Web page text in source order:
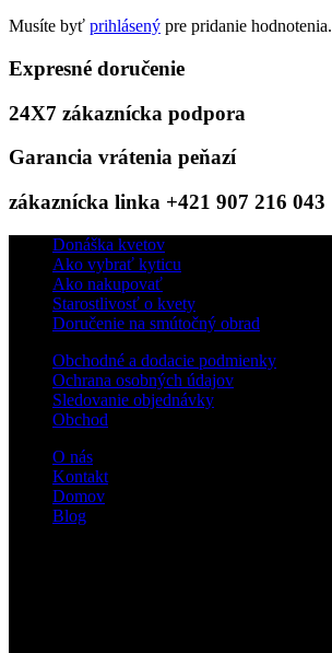
Musíte byť prihlásený pre pridanie hodnotenia.
Expresné doručenie
24X7 zákaznícka podpora
Garancia vrátenia peňazí
zákaznícka linka +421 907 216 043
Donáška kvetov
Ako vybrať kyticu
Ako nakupovať
Starostlivosť o kvety
Doručenie na smútočný obrad
Obchodné a dodacie podmienky
Ochrana osobných údajov
Sledovanie objednávky
Obchod
O nás
Kontakt
Domov
Blog